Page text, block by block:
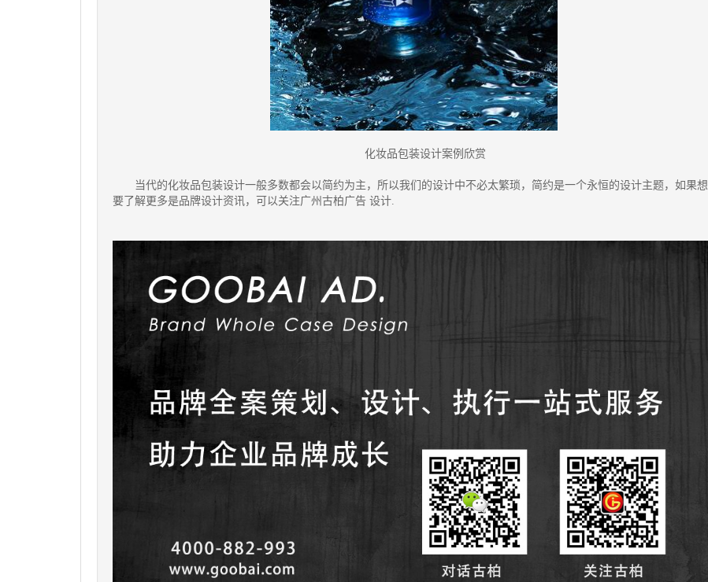
化妆品包装设计案例欣赏
当代的化妆品包装设计一般多数都会以简约为主，所以我们的设计中不必太繁琐，简约是一个永恒的设计主题，如果想
要了解更多是品牌设计资讯，可以关注广州古柏广告 设计.